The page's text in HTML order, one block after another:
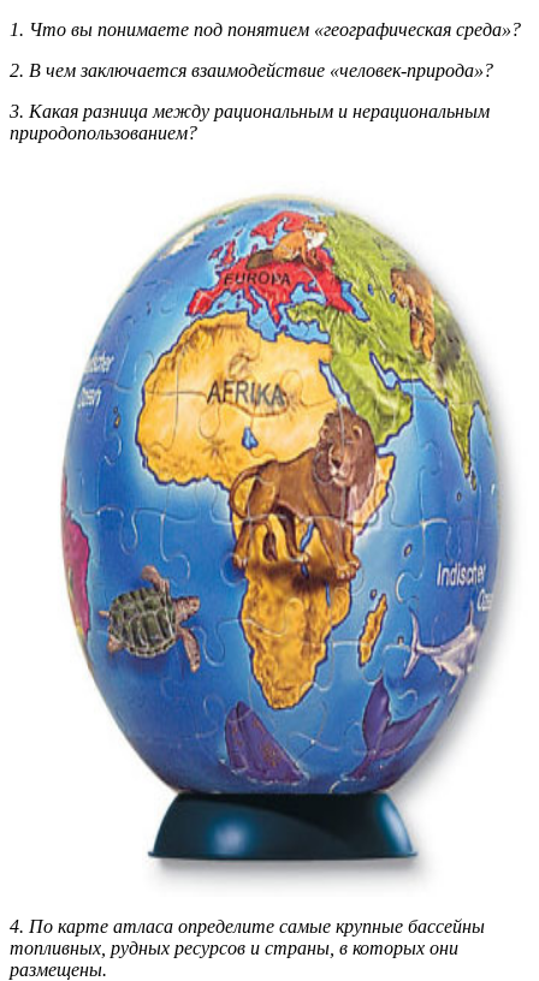
1. Что вы понимаете под понятием «географическая среда»?
2. В чем заключается взаимодействие «человек-природа»?
3. Какая разница между рациональным и нерациональным
природопользованием?
4. По карте атласа определите самые крупные бассейны
топливных, рудных ресурсов и страны, в которых они
размещены.